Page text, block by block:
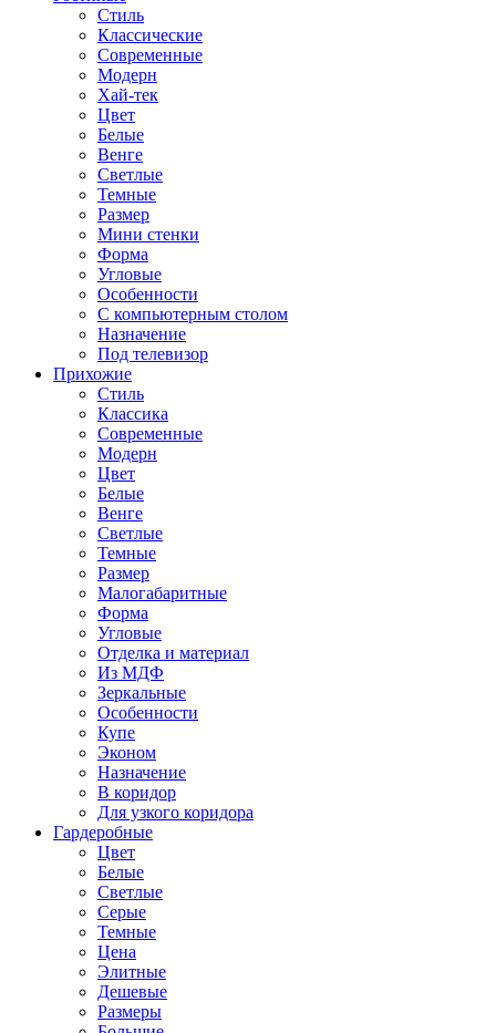
Стиль
Классические
Современные
Модерн
Хай-тек
Цвет
Белые
Венге
Светлые
Темные
Размер
Мини стенки
Форма
Угловые
Особенности
С компьютерным столом
Назначение
Под телевизор
Прихожие
Стиль
Классика
Современные
Модерн
Цвет
Белые
Венге
Светлые
Темные
Размер
Малогабаритные
Форма
Угловые
Отделка и материал
Из МДФ
Зеркальные
Особенности
Купе
Эконом
Назначение
В коридор
Для узкого коридора
Гардеробные
Цвет
Белые
Светлые
Серые
Темные
Цена
Элитные
Дешевые
Размеры